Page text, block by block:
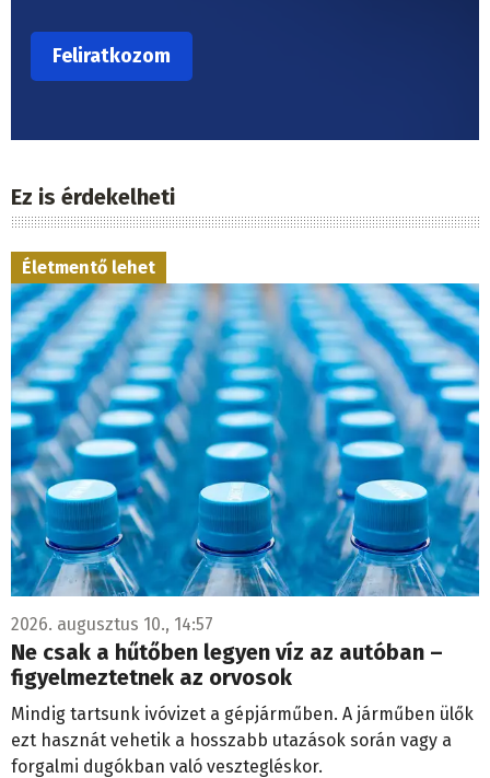
Ez is érdekelheti
Életmentő lehet
2026. augusztus 10., 14:57
Ne csak a hűtőben legyen víz az autóban –
figyelmeztetnek az orvosok
Mindig tartsunk ivóvizet a gépjárműben. A járműben ülők
ezt hasznát vehetik a hosszabb utazások során vagy a
forgalmi dugókban való vesztegléskor.